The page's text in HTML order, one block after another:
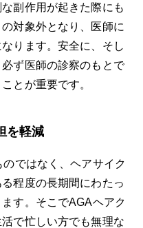
副作用が起きた際にも
対象外となり、医師に
ります。安全に、そし
ず医師の診察のもとで
とが重要です。
を軽減
ではなく、ヘアサイク
程度の長期間にわたっ
す。そこでAGAヘアク
で忙しい方でも無理な